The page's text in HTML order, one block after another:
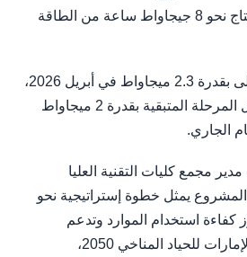
ميجاواط، مع توقعات بإنتاج نحو 8 جيجاواط ساعة من الطاقة
وتم تشغيل المرحلة الأولى بقدرة 2.3 ميجاواط في أبريل 2026،
فيما من المقرر استكمال المرحلة المتبقية بقدرة 2 ميجاواط
الجاري.
مجمع كليات التقنية العليا
يمثل خطوة إستراتيجية نحو
استخدام الموارد وتدعم
مستهدفات إستراتيجية الإمارات للحياد المناخي 2050،